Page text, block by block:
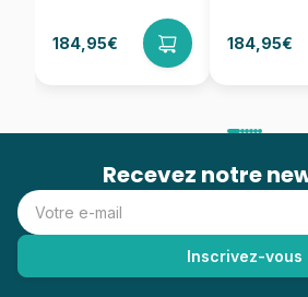
184,95€ 184,95€
Recevez notre